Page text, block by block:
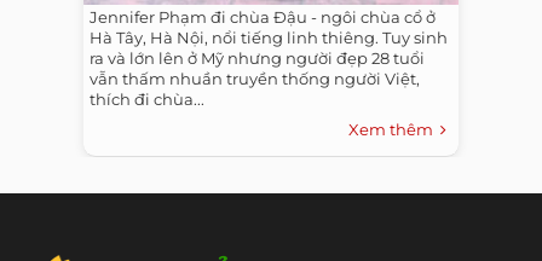
Jennifer Phạm đi chùa Đậu - ngôi chùa cổ ở
Hà Tây, Hà Nội, nổi tiếng linh thiêng. Tuy sinh
ra và lớn lên ở Mỹ nhưng người đẹp 28 tuổi
vẫn thấm nhuần truyền thống người Việt,
thích đi chùa...
Xem thêm